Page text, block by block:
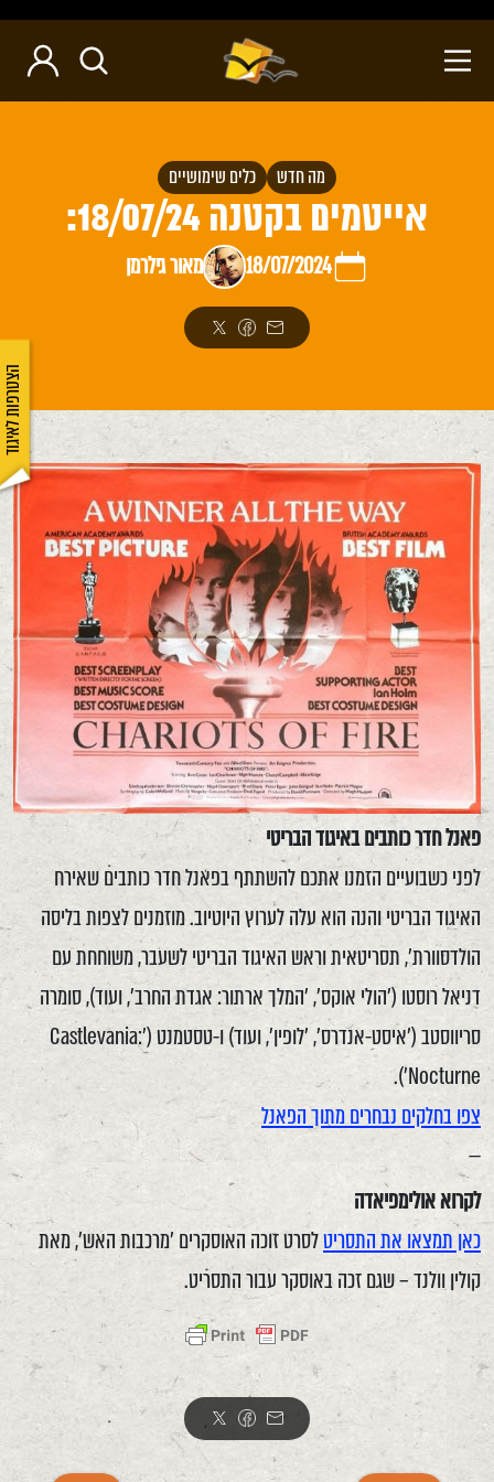
הצטרפות לאיגוד
מה חדש כלים שימושיים
אייטמים בקטנה 18/07/24:
18/07/2024 מאור גילרמן
פאנל חדר כותבים באיגוד הבריטי
לפני כשבועיים הזמנו אתכם להשתתף בפאנל חדר כותבים שאירח
האיגוד הבריטי והנה הוא עלה לערוץ היוטיוב. מוזמנים לצפות בליסה
הולדסוורת', תסריטאית וראש האיגוד הבריטי לשעבר, משוחחת עם
דניאל רוסטו ('הולי אוקס', 'המלך ארתור: אגדת החרב', ועוד), סומרה
סריווסטב ('איסט-אנדרס', 'לופין', ועוד) ו-טסטמנט ('Castlevania:
Nocturne').
צפו בחלקים נבחרים מתוך הפאנל
—
לקרוא אולימפיאדה
כאן תמצאו את התסריטלסרט זוכה האוסקרים 'מרכבות האש', מאת
קולין וולנד – שגם זכה באוסקר עבור התסריט.